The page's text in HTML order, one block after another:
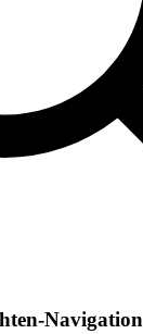
Navigation